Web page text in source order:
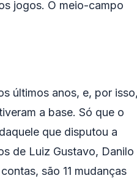
jogos. O meio-campo
últimos anos, e, por
a base. Só que o
que disputou a
de Luiz Gustavo, Danilo
são 11 mudanças